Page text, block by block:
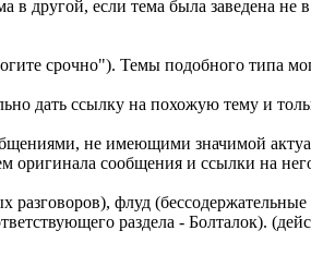
другой, если тема была заведена не
срочно"). Темы подобного типа
дать ссылку на похожую тему и
не имеющими значимой
сообщения и ссылки на
флуд
раздела - Болталок).